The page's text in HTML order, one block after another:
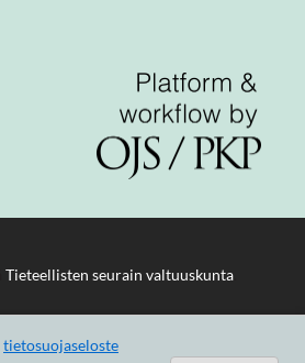
tietosuojaseloste
Tieteellisten seurain valtuuskunta.